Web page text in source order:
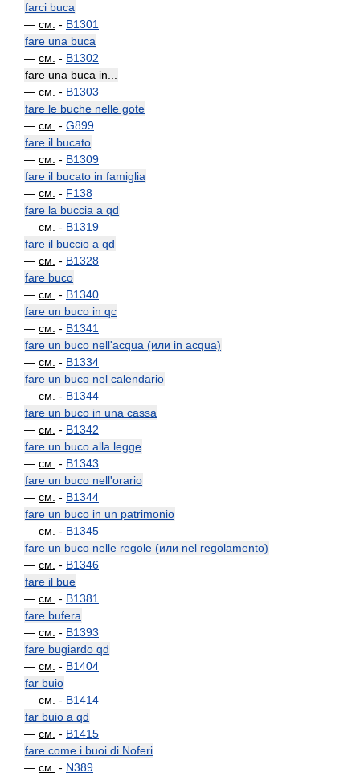
farci buca
— см. - B1301
fare una buca
— см. - B1302
fare una buca in...
— см. - B1303
fare le buche nelle gote
— см. - G899
fare il bucato
— см. - B1309
fare il bucato in famiglia
— см. - F138
fare la buccia a qd
— см. - B1319
fare il buccio a qd
— см. - B1328
fare buco
— см. - B1340
fare un buco in qc
— см. - B1341
fare un buco nell'acqua (или in acqua)
— см. - B1334
fare un buco nel calendario
— см. - B1344
fare un buco in una cassa
— см. - B1342
fare un buco alla legge
— см. - B1343
fare un buco nell'orario
— см. - B1344
fare un buco in un patrimonio
— см. - B1345
fare un buco nelle regole (или nel regolamento)
— см. - B1346
fare il bue
— см. - B1381
fare bufera
— см. - B1393
fare bugiardo qd
— см. - B1404
far buio
— см. - B1414
far buio a qd
— см. - B1415
fare come i buoi di Noferi
— см. - N389